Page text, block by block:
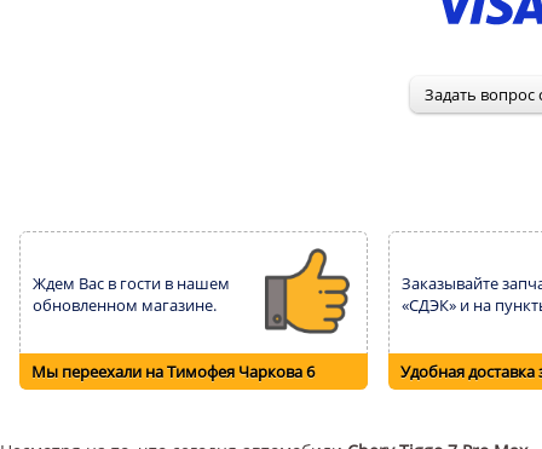
Ждем Вас в гости в нашем
обновленном магазине.
Мы переехали на Тимофея Чаркова 6
Заказывайте
«СДЭК» и на
Удобная доставка